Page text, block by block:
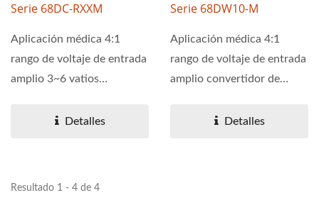
Serie 68DC-RXXM
Aplicación médica 4:1
rango de voltaje de entrada
amplio 3~6 vatios
Detalles
Serie 68DW10-M
Aplicación médica 4:1
rango de voltaje de entrada
amplio convertidor de
Detalles
Resultado 1 - 4 de 4